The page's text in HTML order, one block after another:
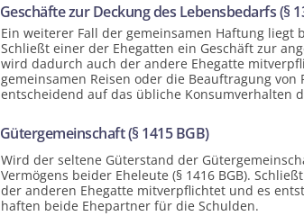
Geschäfte zur Deckung des Lebens­bedarfs (§
Ein weiterer Fall der gemeinsamen Haftung liegt
Schließt einer der Ehegatten ein Geschäft zur
wird dadurch auch der andere Ehegatte
gemeinsamen Reisen oder die Beauftragung
entscheidend auf das übliche Konsum­verhalten
Güterg­emeins­chaft (§ 1415 BGB)
Wird der seltene Güterstand der
Vermögens beider Eheleute (§ 1416 BGB).
der anderen Ehegatte mit­ver­pflichtet und es
haften beide Ehepartner für die Schulden.